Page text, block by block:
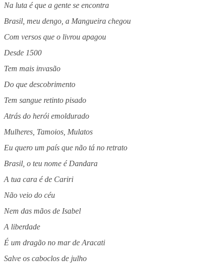
Na luta é que a gente se encontra
Brasil, meu dengo, a Mangueira chegou
Com versos que o livrou apagou
Desde 1500
Tem mais invasão
Do que descobrimento
Tem sangue retinto pisado
Atrás do herói emoldurado
Mulheres, Tamoios, Mulatos
Eu quero um país que não tá no retrato
Brasil, o teu nome é Dandara
A tua cara é de Cariri
Não veio do céu
Nem das mãos de Isabel
A liberdade
É um dragão no mar de Aracati
Salve os caboclos de julho